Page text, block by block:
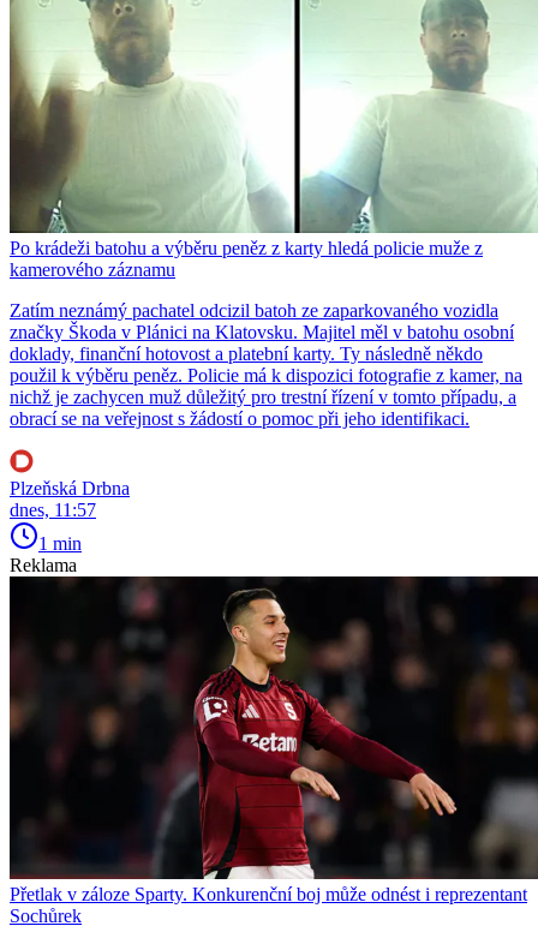
Po krádeži batohu a výběru peněz z karty hledá policie muže z
kamerového záznamu
Zatím neznámý pachatel odcizil batoh ze zaparkovaného vozidla
značky Škoda v Plánici na Klatovsku. Majitel měl v batohu osobní
doklady, finanční hotovost a platební karty. Ty následně někdo
použil k výběru peněz. Policie má k dispozici fotografie z kamer, na
nichž je zachycen muž důležitý pro trestní řízení v tomto případu, a
obrací se na veřejnost s žádostí o pomoc při jeho identifikaci.
Plzeňská Drbna
dnes, 11:57
1 min
Reklama
Přetlak v záloze Sparty. Konkurenční boj může odnést i reprezentant
Sochůrek